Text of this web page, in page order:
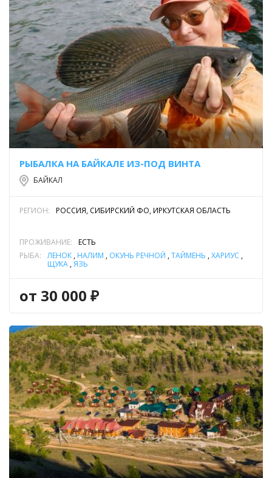
РЫБАЛКА НА БАЙКАЛЕ ИЗ-ПОД ВИНТА
БАЙКАЛ
РЕГИОН: РОССИЯ, СИБИРСКИЙ ФО, ИРКУТСКАЯ ОБЛАСТЬ
ПРОЖИВАНИЕ:
ЕСТЬ
РЫБА:
ЛЕНОК , НАЛИМ , ОКУНЬ РЕЧНОЙ ,ТАЙМЕНЬ ,ХАРИУС ,
ЩУКА ,ЯЗЬ
от 30 000 ₽